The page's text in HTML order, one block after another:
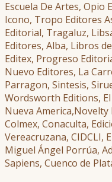
Escuela De Artes, Opio
Icono, Tropo Editores
Editorial, Tragaluz,
Editores, Alba, Libros
Editex, Progreso
Nuevo Editores, La
Parragon, Sintesis,
Wordsworth Editions,
Nueva America,Novelty
Colmex, Conaculta,
Vereacruzana, CIDCLI,
Miguel Ángel Porrúa,
Sapiens, Cuenco de